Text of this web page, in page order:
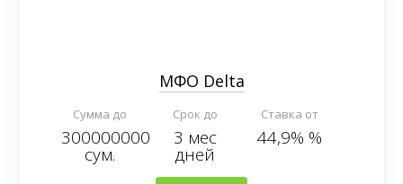
МФО Delta
Сумма до
300000000
сум.
Срок до
3 мес
дней
Ставка от
44,9% %